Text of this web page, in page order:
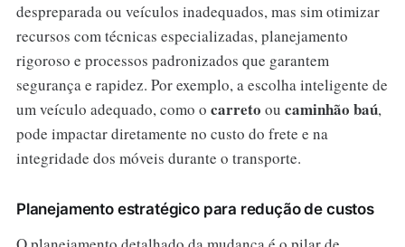
despreparada ou veículos inadequados, mas sim otimizar
recursos com técnicas especializadas, planejamento
rigoroso e processos padronizados que garantem
segurança e rapidez. Por exemplo, a escolha inteligente de
um veículo adequado, como o carreto ou caminhão baú,
pode impactar diretamente no custo do frete e na
integridade dos móveis durante o transporte.
Planejamento estratégico para redução de custos